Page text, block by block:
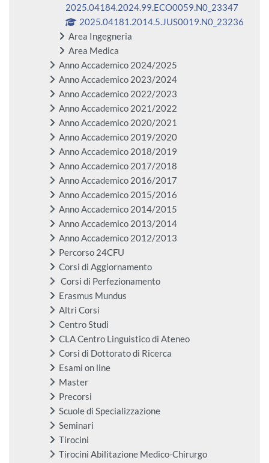
2025.04184.2024.99.ECO0059.N0_23347
2025.04181.2014.5.JUS0019.N0_23236
Area Ingegneria
Area Medica
Anno Accademico 2024/2025
Anno Accademico 2023/2024
Anno Accademico 2022/2023
Anno Accademico 2021/2022
Anno Accademico 2020/2021
Anno Accademico 2019/2020
Anno Accademico 2018/2019
Anno Accademico 2017/2018
Anno Accademico 2016/2017
Anno Accademico 2015/2016
Anno Accademico 2014/2015
Anno Accademico 2013/2014
Anno Accademico 2012/2013
Percorso 24CFU
Corsi di Aggiornamento
Corsi di Perfezionamento
Erasmus Mundus
Altri Corsi
Centro Studi
CLA Centro Linguistico di Ateneo
Corsi di Dottorato di Ricerca
Esami on line
Master
Precorsi
Scuole di Specializzazione
Seminari
Tirocini
Tirocini Abilitazione Medico-Chirurgo